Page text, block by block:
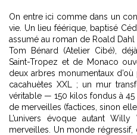
On entre ici comme dans un
vie. Un lieu féérique, baptisé
assumé au roman de Roald
Tom Bénard (Atelier Cibé),
Saint-Tropez et de Monaco
deux arbres monumentaux
cacahuètes XXL ; un mur
véritable — 150 kilos fondus à
de merveilles (factices, sinon
L’univers évoque autant
merveilles. Un monde régressif,